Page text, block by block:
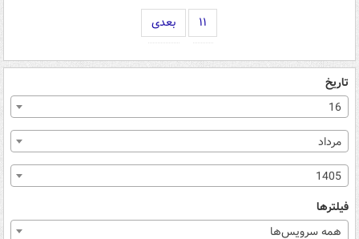
۱۱ بعدی
تاریخ
16
مرداد
1405
فیلترها
همه سرویس‌ها